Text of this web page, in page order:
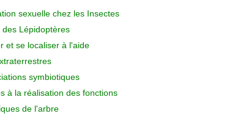
sexuelle chez les Insectes
des Lépidoptères
et se localiser à l'aide
symbiotiques
à la réalisation des fonctions
de l'arbre